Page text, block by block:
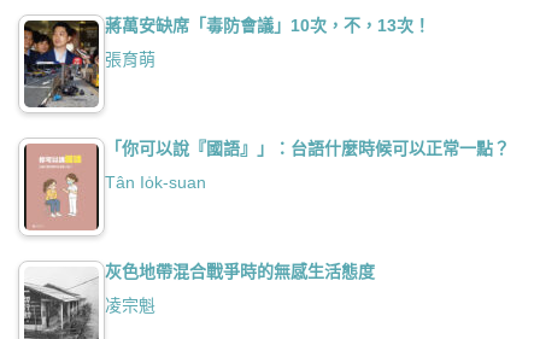
蔣萬安缺席「毒防會議」10次，不，13次！
張育萌
「你可以說『國語』」：台語什麼時候可以正常一點？
Tân Io̍k-suan
灰色地帶混合戰爭時的無感生活態度
凌宗魁